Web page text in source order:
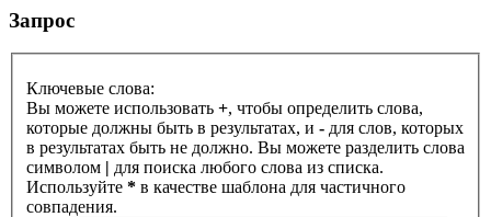
Запрос
Ключевые слова:
Вы можете использовать +, чтобы определить слова,
которые должны быть в результатах, и - для слов, которых
в результатах быть не должно. Вы можете разделить слова
символом | для поиска любого слова из списка.
Используйте * в качестве шаблона для частичного
совпадения.